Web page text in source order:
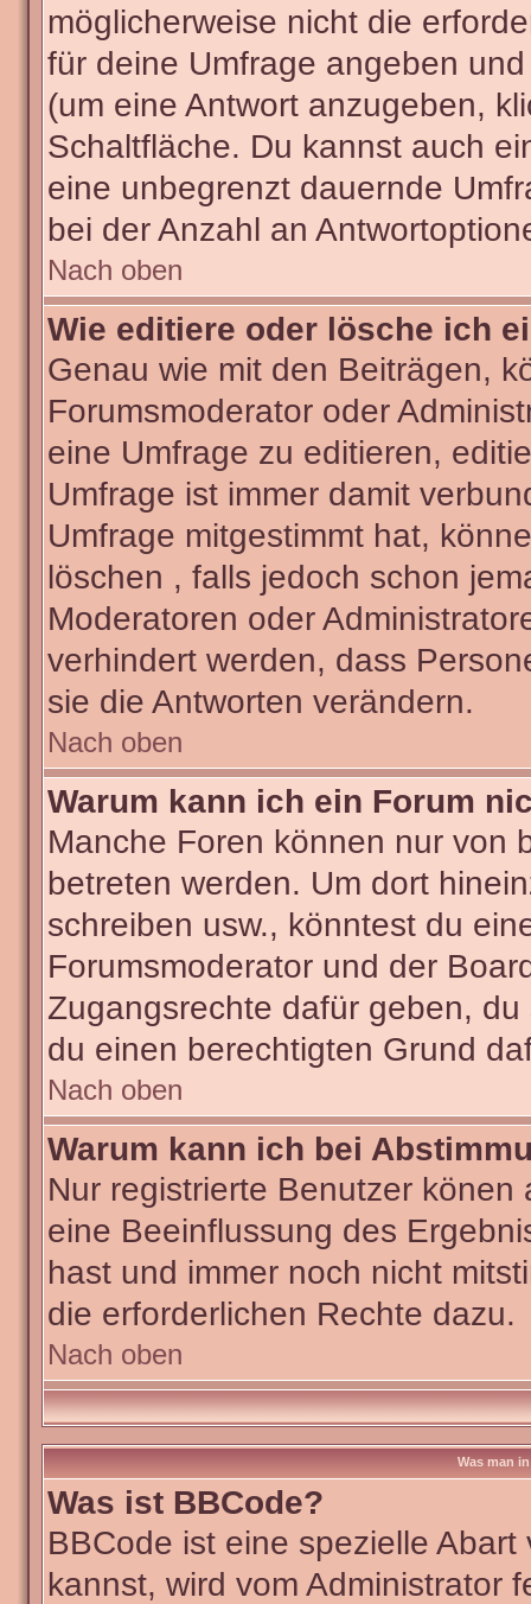
möglicherweise nicht die
für deine Umfrage angeben
(um eine Antwort anzugeben,
Schaltfläche. Du kannst auch
eine unbegrenzt dauernde
bei der Anzahl an
Nach oben
Wie editiere oder lösche ich
Genau wie mit den Beiträgen,
Forumsmoderator oder
eine Umfrage zu editieren,
Umfrage ist immer damit
Umfrage mitgestimmt hat,
löschen , falls jedoch schon
Moderatoren oder
verhindert werden, dass
sie die Antworten verändern.
Nach oben
Warum kann ich ein Forum
Manche Foren können nur von
betreten werden. Um dort
schreiben usw., könntest du
Forumsmoderator und der
Zugangsrechte dafür geben,
du einen berechtigten Grund
Nach oben
Warum kann ich bei
Nur registrierte Benutzer
eine Beeinflussung des
hast und immer noch nicht
die erforderlichen Rechte dazu.
Nach oben
Was man
Was ist BBCode?
BBCode ist eine spezielle
kannst, wird vom Administrator